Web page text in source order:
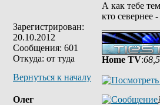
Зарегистрирован:
20.10.2012
Сообщения: 601
Откуда: от туда
А как тебе
кто севернее
Home TV:
Вернуться к началу
Олег